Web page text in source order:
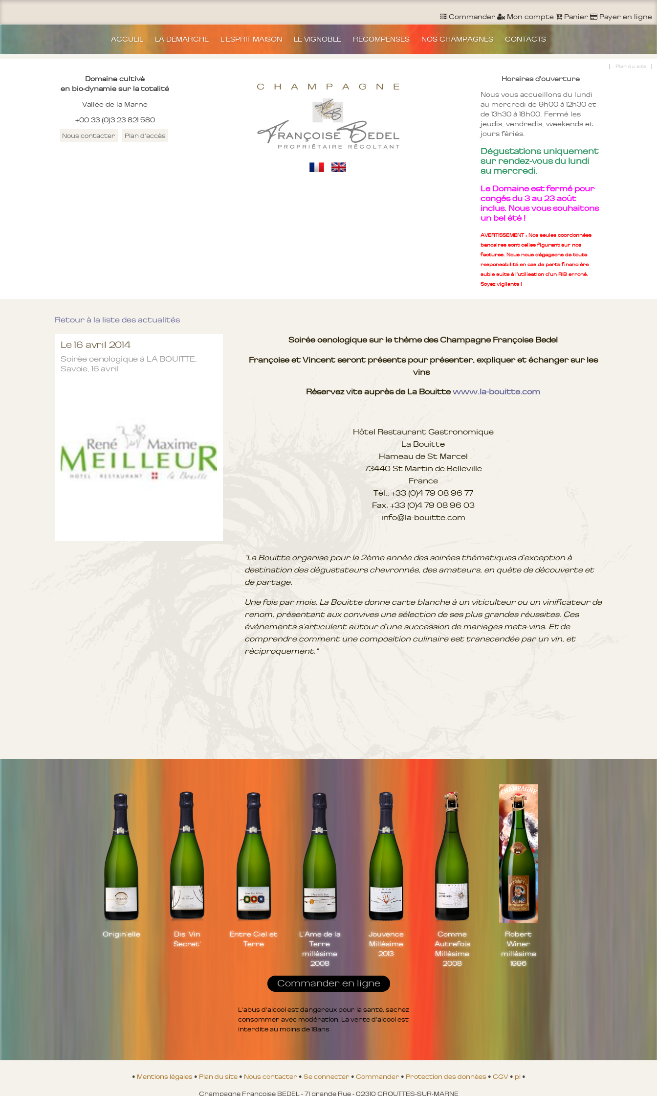
Commander Mon compte Panier Payer en ligne
ACCUEIL LA DEMARCHE L'ESPRIT MAISON LE VIGNOBLE RECOMPENSES NOS CHAMPAGNES CONTACTS
| Plan du site |
Domaine cultivé
en bio-dynamie sur la totalité
Vallée de la Marne
+00 33 (0)3 23 821 580
Nous contacter Plan d'accès
Horaires d'ouverture
Nous vous accueillons du lundi
au mercredi de 9h00 à 12h30 et
de 13h30 à 18h00. Fermé les
jeudis, vendredis, weekends et
jours fériés.
Dégustations uniquement
sur rendez-vous du lundi
au mercredi.
Le Domaine est fermé pour
congés du 3 au 23 août
inclus. Nous vous souhaitons
un bel été !
AVERTISSEMENT : Nos seules coordonnées
bancaires sont celles figurant sur nos
factures. Nous nous dégageons de toute
responsabilité en cas de perte financière
subie suite à l'utilisation d'un RIB erroné.
Soyez vigilants !
Retour à la liste des actualités
Le 16 avril 2014
Soirée oenologique à LA BOUITTE,
Savoie, 16 avril
Soirée oenologique sur le thème des Champagne Françoise Bedel
Françoise et Vincent seront présents pour présenter, expliquer et échanger sur les
vins
Réservez vite auprès de La Bouittewww.la-bouitte.com
Hôtel Restaurant Gastronomique
La Bouitte
Hameau de St Marcel
73440 St Martin de Belleville
France
Tél.: +33 (0)4 79 08 96 77
Fax: +33 (0)4 79 08 96 03
info@la-bouitte.com
"La Bouitte organise pour la 2ème année des soirées thématiques d’exception à
destination des dégustateurs chevronnés, des amateurs, en quête de découverte et
de partage.
Une fois par mois, La Bouitte donne carte blanche à un viticulteur ou un vinificateur de
renom, présentant aux convives une sélection de ses plus grandes réussites. Ces
événements s’articulent autour d’une succession de mariages mets-vins. Et de
comprendre comment une composition culinaire est transcendée par un vin, et
réciproquement."
Origin'elle
Dis 'Vin
Secret'
Entre Ciel et
Terre
L'Ame de la
Terre
millésime
2008
Jouvence
Millésime
2013
Comme
Autrefois
Millésime
2008
Robert
Winer
millésime
1996
Commander en ligne
L'abus d'alcool est dangereux pour la santé, sachez
consommer avec modération. La vente d'alcool est
interdite au moins de 18ans
• Mentions légales • Plan du site • Nous contacter • Se connecter • Commander • Protection des données • CGV • pl •
Champagne Françoise BEDEL - 71 grande Rue - 02310 CROUTTES-SUR-MARNE